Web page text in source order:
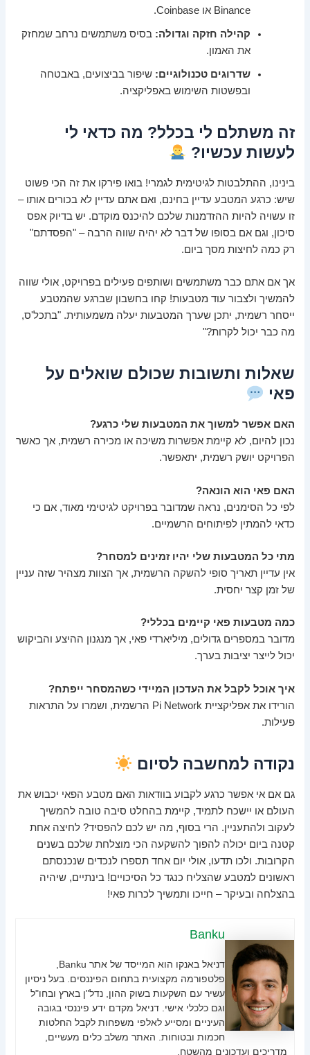
Binance או Coinbase.
קהילה חזקה וגדולה: בסיס משתמשים נרחב שמחזק
את האמון.
שדרוגים טכנולוגיים: שיפור בביצועים, באבטחה
ובפשטות השימוש באפליקציה.
זה משתלם לי בכלל? מה כדאי לי
לעשות עכשיו?
בינינו, ההתלבטות לגיטימית לגמרי! בואו פירקו את זה הכי פשוט
שיש: כרגע המטבע עדיין בחינם, ואם אתם עדיין לא בכורים אותו –
זו עשויה להיות ההזדמנות שלכם להיכנס מוקדם. יש בדיוק אפס
סיכון, וגם אם בסופו של דבר לא יהיה שווה הרבה – "הפסדתם"
רק כמה לחיצות מסך ביום.
אך אם אתם כבר משתמשים ושותפים פעילים בפרויקט, אולי שווה
להמשיך ולצבור עוד מטבעות! קחו בחשבון שברגע שהמטבע
ייסחר רשמית, יתכן שערך המטבעות יעלה משמעותית. "בתכל'ס,
מה כבר יכול לקרות?"
שאלות ותשובות שכולם שואלים על
פאי
האם אפשר למשוך את המטבעות שלי כרגע?
נכון להיום, לא קיימת אפשרות משיכה או מכירה רשמית, אך כאשר
הפרויקט יושק רשמית, יתאפשר.
האם פאי הוא הונאה?
לפי כל הסימנים, נראה שמדובר בפרויקט לגיטימי מאוד, אם כי
כדאי להמתין לפיתוחים הרשמיים.
מתי כל המטבעות שלי יהיו זמינים למסחר?
אין עדיין תאריך סופי להשקה הרשמית, אך הצוות מצהיר שזה עניין
של זמן קצר יחסית.
כמה מטבעות פאי קיימים בכללי?
מדובר במספרים גדולים, מיליארדי פאי, אך מנגנון ההיצע והביקוש
יכול לייצר יציבות בערך.
איך אוכל לקבל את העדכון המיידי כשהמסחר ייפתח?
הורידו את אפליקציית Pi Network הרשמית, ושמרו על התראות
פעילות.
נקודה למחשבה לסיום
גם אם אי אפשר כרגע לקבוע בוודאות האם מטבע הפאי יכבוש את
העולם או יישכח לתמיד, קיימת בהחלט סיבה טובה להמשיך
לעקוב ולהתעניין. הרי בסוף, מה יש לכם להפסיד? לחיצה אחת
קטנה ביום יכולה להפוך להשקעה הכי מוצלחת שלכם בשנים
הקרובות. ולכו תדעו, אולי יום אחד תספרו לנכדים שנכנסתם
ראשונים למטבע שהצליח כנגד כל הסיכויים! בינתיים, שיהיה
בהצלחה ובעיקר – חייכו ותמשיך לכרות פאי!
Banku
פלטפורמה מקצועית בתחום הפיננסים. בעל ניסיון
עשיר עם השקעות בשוק ההון, נדל"ן בארץ ובחו"ל
וגם כלכלי אישי. דניאל מקדם ידע פיננסי בגובה
העיניים ומסייע לאלפי משפחות לקבל החלטות
חכמות ובטוחות. האתר משלב כלים מעשיים,
מדריכים ועדכונים מהשטח.